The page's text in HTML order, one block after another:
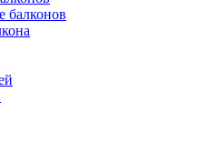
балконов